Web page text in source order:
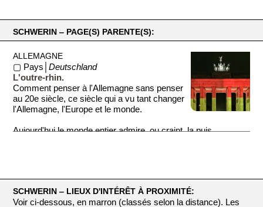
SCHWERIN ‒ PAGE(S) PARENTE(S):
ALLEMAGNE
▢ Pays│Deutschland
L'outre-rhin.
Comment penser à l'Allemagne sans penser
au 20e siècle, ce siècle qui a vu tant changer
l'Allemagne, l'Europe et le monde.
Aujourd'hui le monde entier admire, ou craint, la puis...
SCHWERIN ‒ LIEUX D'INTÉRÊT À PROXIMITÉ:
Voir ci-dessous, en marron (classés selon la distance). Les